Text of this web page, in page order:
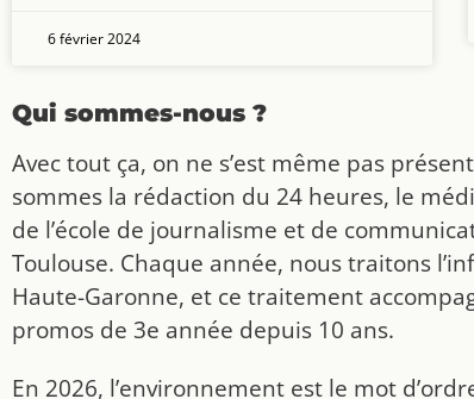
6 février 2024
Qui sommes-nous ?
Avec tout ça, on ne s’est même pas
sommes la rédaction du 24 heures, le
de l’école de journalisme et de
Toulouse. Chaque année, nous traitons
Haute-Garonne, et ce traitement
promos de 3e année depuis 10 ans.
En 2026, l’environnement est le mot